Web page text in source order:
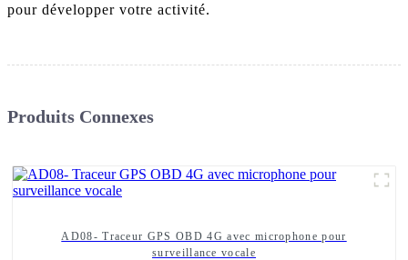
pour développer votre activité.
Produits Connexes
AD08- Traceur GPS OBD 4G avec microphone pour
surveillance vocale